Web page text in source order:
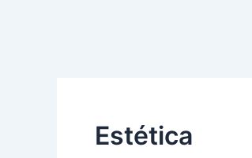
Estética